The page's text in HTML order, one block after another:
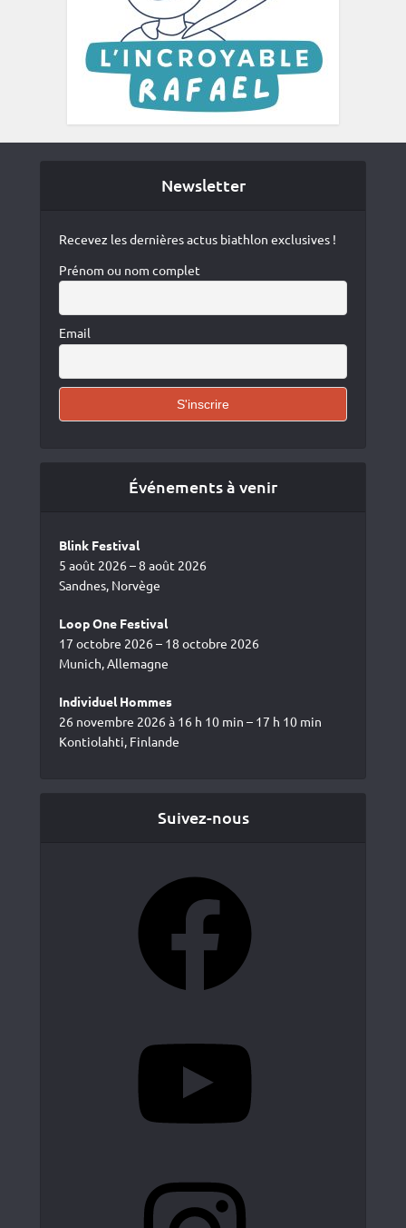
Newsletter
Recevez les dernières actus biathlon exclusives !
Prénom ou nom complet
Email
Événements à venir
Blink Festival
5 août 2026 – 8 août 2026
Sandnes, Norvège
Loop One Festival
17 octobre 2026 – 18 octobre 2026
Munich, Allemagne
Individuel Hommes
26 novembre 2026 à 16 h 10 min – 17 h 10 min
Kontiolahti, Finlande
Suivez-nous